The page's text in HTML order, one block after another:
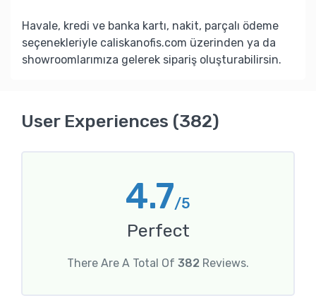
Havale, kredi ve banka kartı, nakit, parçalı ödeme
seçenekleriyle caliskanofis.com üzerinden ya da
showroomlarımıza gelerek sipariş oluşturabilirsin.
User Experiences (382)
4.7/5
Perfect
There Are A Total Of 382 Reviews.